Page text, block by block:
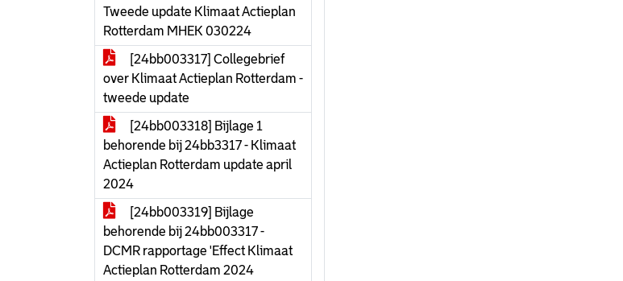
Tweede update Klimaat Actieplan
Rotterdam MHEK 030224
[24bb003317] Collegebrief
over Klimaat Actieplan Rotterdam -
tweede update
[24bb003318] Bijlage 1
behorende bij 24bb3317 - Klimaat
Actieplan Rotterdam update april
2024
[24bb003319] Bijlage
behorende bij 24bb003317 -
DCMR rapportage 'Effect Klimaat
Actieplan Rotterdam 2024